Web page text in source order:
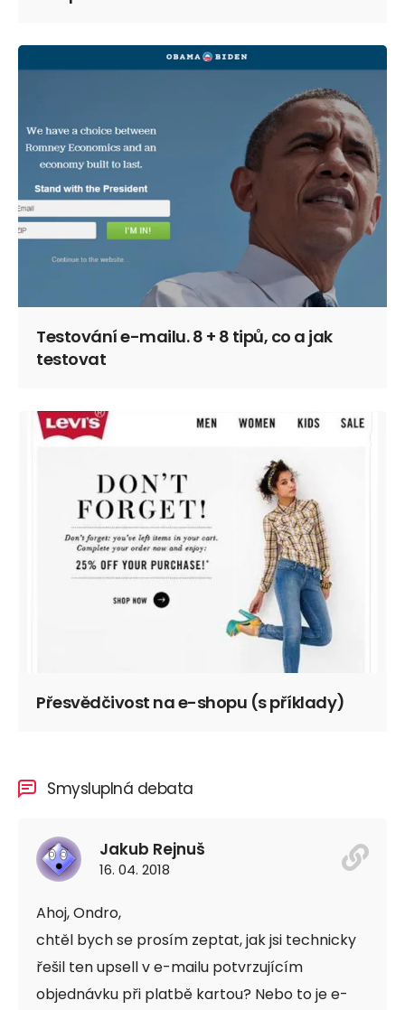
Testování e-mailu. 8 + 8 tipů, co a jak
testovat
Přesvědčivost na e-shopu (s příklady)
Smysluplná debata
Jakub Rejnuš
16. 04. 2018
Ahoj, Ondro,
chtěl bych se prosím zeptat, jak jsi technicky
řešil ten upsell v e-mailu potvrzujícím
objednávku při platbě kartou? Nebo to je e-